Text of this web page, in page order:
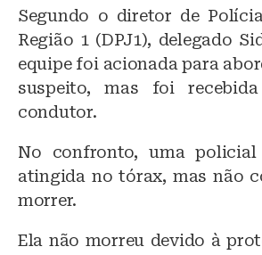
Segundo o diretor de
Região 1 (DPJ1), delegado
equipe foi acionada para
suspeito, mas foi
condutor.
No confronto, uma
atingida no tórax, mas não
morrer.
Ela não morreu devido à